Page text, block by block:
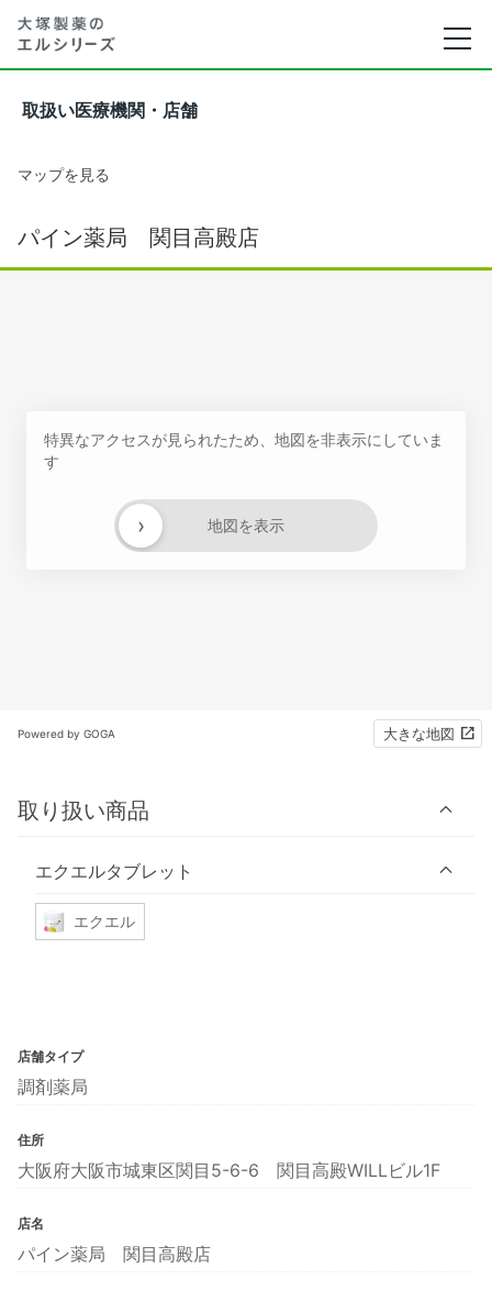
取扱い医療機関・店舗
マップを見る
パイン薬局 関目高殿店
特異なアクセスが見られたため、地図を非表示にしていま
す
地図を表示
›
Powered by GOGA 大きな地図
取り扱い商品
エクエルタブレット
エクエル
店舗タイプ
調剤薬局
住所
大阪府大阪市城東区関目5-6-6 関目高殿WILLビル1F
店名
パイン薬局 関目高殿店